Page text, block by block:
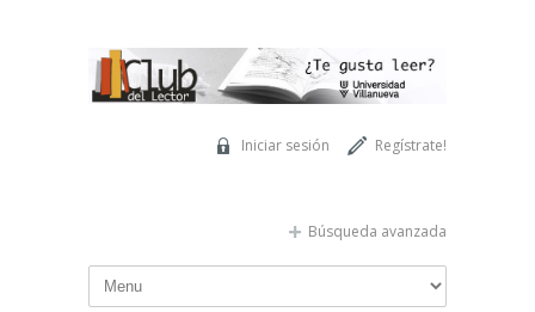
Regístrate!
Iniciar sesión
Búsqueda avanzada